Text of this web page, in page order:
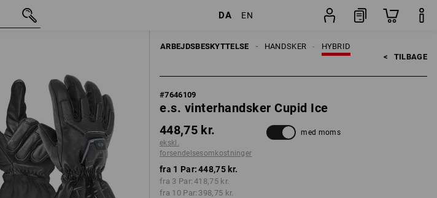
DA EN
ARBEJDSBESKYTTELSE HYBRID
HANDSKER
< TILBAGE
#7646109
e.s. vinterhandsker Cupid Ice
448,75 kr.
ekskl.
forsendelsesomkostninger
med moms
fra 1 Par:448,75 kr.
fra 3 Par: 418,75 kr.
fra 10 Par: 398,75 kr.
448,75 kr.